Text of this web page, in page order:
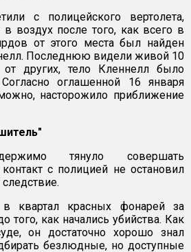
с полицейского вертолета,
воздух после того, как всего в
от этого места был найден
Последнюю видели живой 10
от других, тело Кленнелл было
оглашенной 16 января
насторожило приближение
тянуло совершать
с полицией не остановил
в квартал красных фонарей за
того, как начались убийства. Как
он достаточно хорошо знал
безлюдные, но доступные